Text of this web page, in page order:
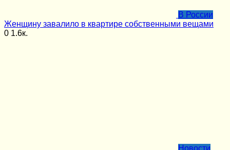
В России
Женщину завалило в квартире собственными вещами
0 1.6к.
Новости